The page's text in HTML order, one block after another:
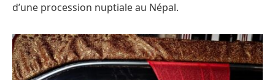
d’une procession nuptiale au Népal.